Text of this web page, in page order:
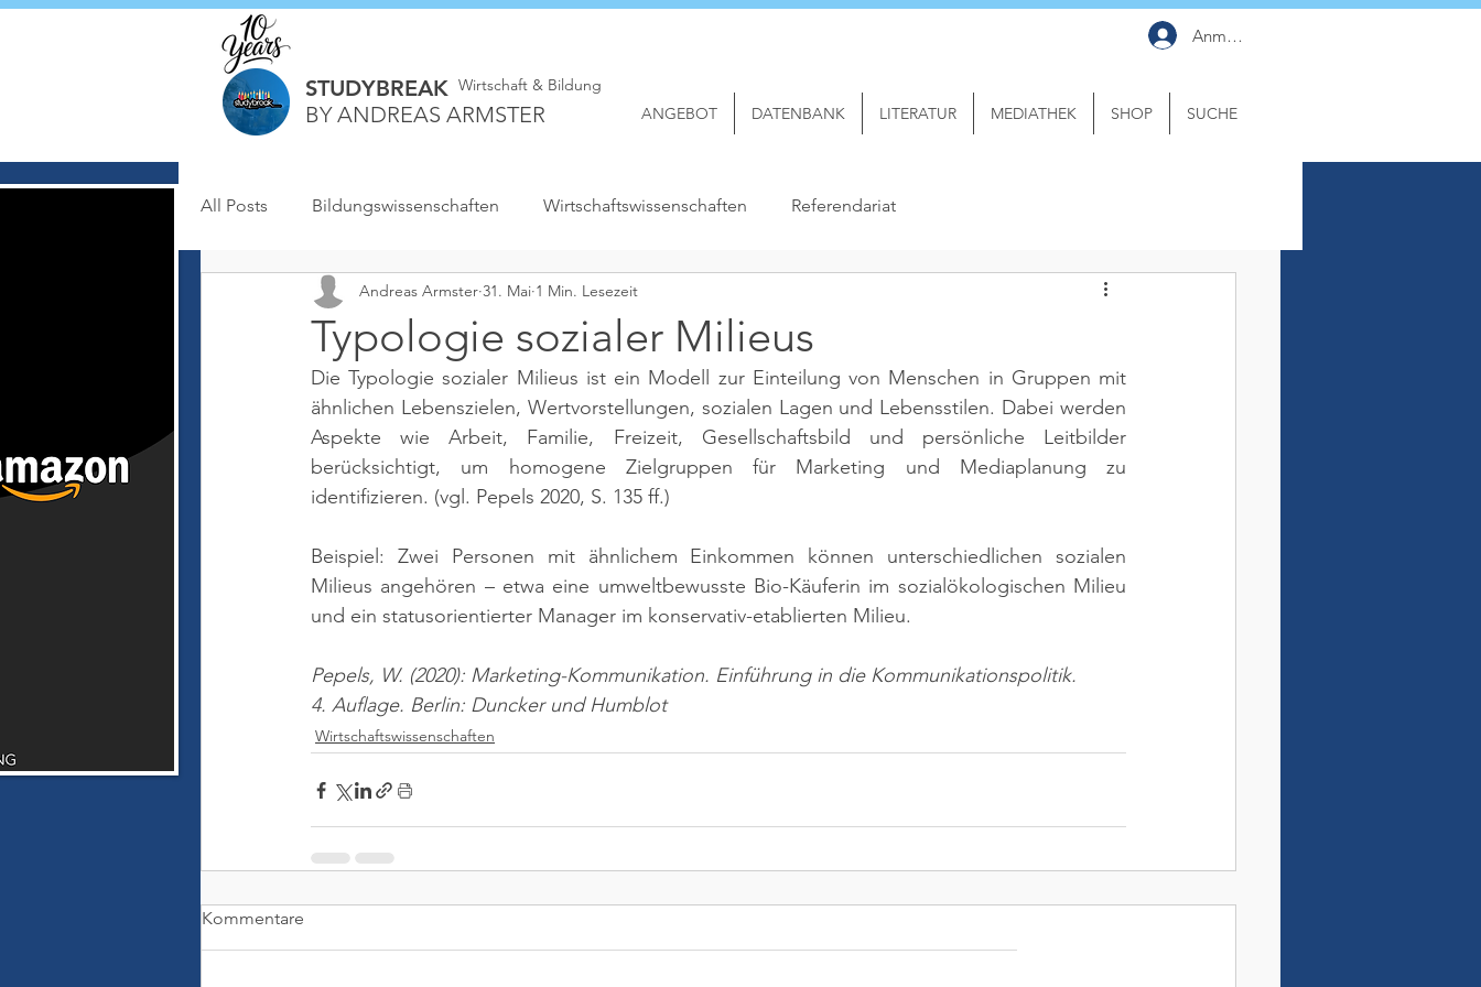
STUDYBREAK
BY ANDREAS ARMSTER
Wirtschaft & Bildung
Anmelden
ANGEBOT DATENBANK LITERATUR MEDIATHEK SHOP SUCHE
All Posts Bildungswissenschaften Wirtschaftswissenschaften Referendariat
Typologie sozialer Milieus
Andreas Armster 31. Mai 1 Min. Lesezeit
Die Typologie sozialer Milieus ist ein Modell zur Einteilung von Menschen in Gruppen mit
ähnlichen Lebenszielen, Wertvorstellungen, sozialen Lagen und Lebensstilen. Dabei werden
Aspekte wie Arbeit, Familie, Freizeit, Gesellschaftsbild und persönliche Leitbilder
berücksichtigt, um homogene Zielgruppen für Marketing und Mediaplanung zu
identifizieren. (vgl. Pepels 2020, S. 135 ff.)
Beispiel: Zwei Personen mit ähnlichem Einkommen können unterschiedlichen sozialen
Milieus angehören – etwa eine umweltbewusste Bio-Käuferin im sozialökologischen Milieu
und ein statusorientierter Manager im konservativ-etablierten Milieu.
Pepels, W. (2020): Marketing-Kommunikation. Einführung in die Kommunikationspolitik.
4. Auflage. Berlin: Duncker und Humblot
Wirtschaftswissenschaften
Kommentare